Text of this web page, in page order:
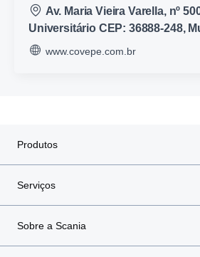
Av. Maria Vieira Varella, nº
Universitário CEP: 36888-248,
www.covepe.com.br
Produtos
Serviços
Sobre a Scania